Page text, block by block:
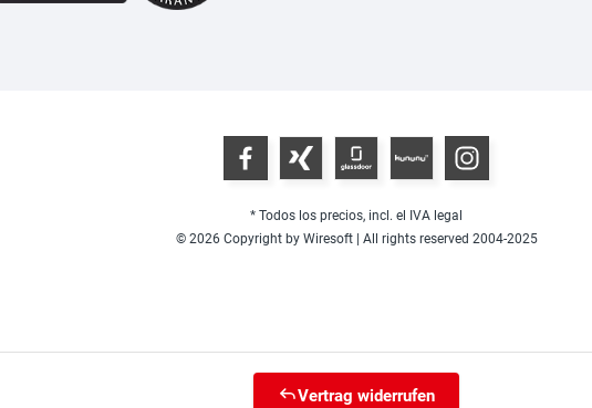
* Todos los precios, incl. el IVA legal
© 2026 Copyright by Wiresoft | All rights reserved 2004-2025
Vertrag widerrufen